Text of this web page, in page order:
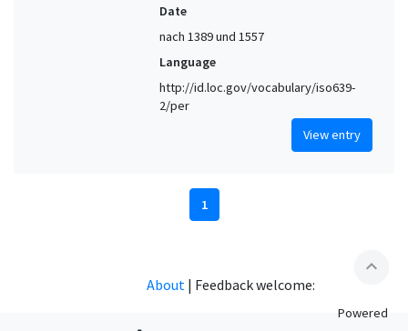
Date
nach 1389 und 1557
Language
http://id.loc.gov/vocabulary/iso639-
2/per
View entry
1
expand_less
About | Feedback welcome:
Powered